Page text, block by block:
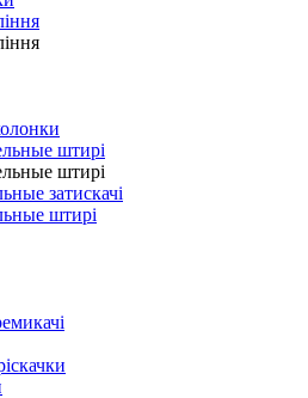
штирі
штирі
затискачі
штирі